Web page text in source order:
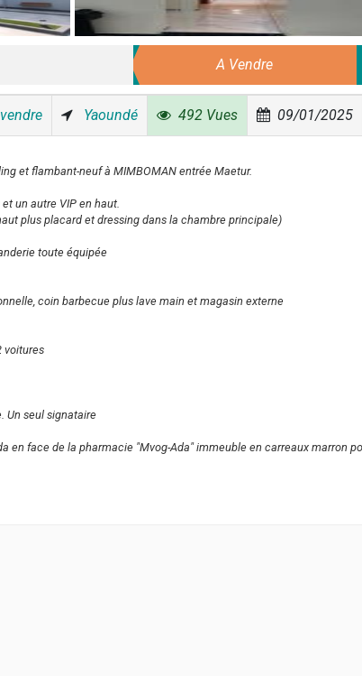
A Vendre
Yaoundé 492 Vues 09/01/2025
et flambant-neuf à MIMBOMAN entrée Maetur.
un autre VIP en haut.
plus placard et dressing dans la chambre principale)
toute équipée
coin barbecue plus lave main et magasin externe
voitures
Un seul signataire
en face de la pharmacie "Mvog-Ada" immeuble en carreaux marron